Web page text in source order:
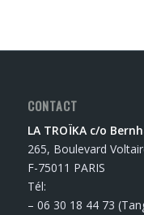
CONTACT
LA TROÏKA c/o
265, Boulevard
F-75011 PARIS
Tél:
– 06 30 18 44 73